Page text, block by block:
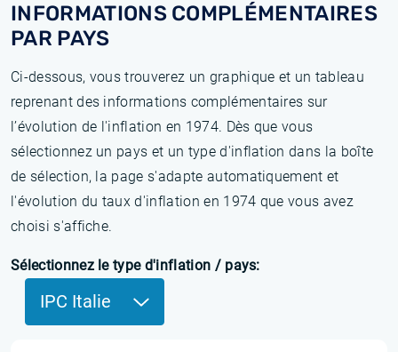
INFORMATIONS COMPLÉMENTAIRES
PAR PAYS
Ci-dessous, vous trouverez un graphique et un tableau
reprenant des informations complémentaires sur
l’évolution de l'inflation en 1974. Dès que vous
sélectionnez un pays et un type d'inflation dans la boîte
de sélection, la page s'adapte automatiquement et
l'évolution du taux d'inflation en 1974 que vous avez
choisi s'affiche.
Sélectionnez le type d'inflation / pays:
IPC Italie